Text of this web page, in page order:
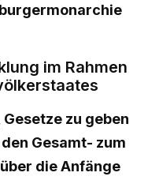
im Rahmen
Gesetze zu geben
Gesamt- zum
die Anfänge